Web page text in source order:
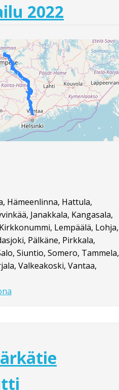
2022
Hämeenlinna, Hattula,
Janakkala, Kangasala,
Lempäälä, Lohja,
Pälkäne, Pirkkala,
Siuntio, Somero, Tammela,
Valkeakoski, Vantaa,